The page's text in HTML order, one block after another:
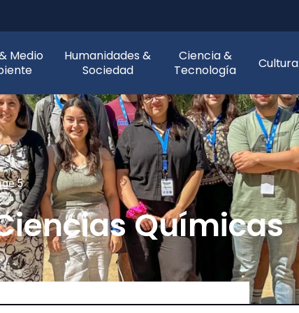
Medio
Humanidades &
Sociedad
Ciencia &
Tecnología
Cultura
5
Químicas